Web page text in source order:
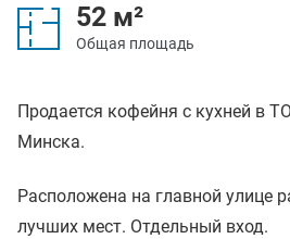
52 м²
Общая площадь
Продается кофейня с кухней в
Минска.
Расположена на главной улице
лучших мест. Отдельный вход.